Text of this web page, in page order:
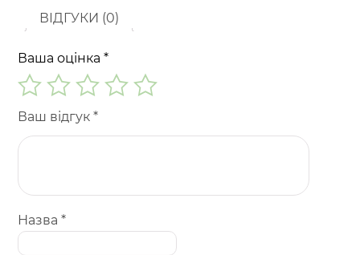
ВІДГУКИ (0)
Ваша оцінка*
Ваш відгук*
Назва*